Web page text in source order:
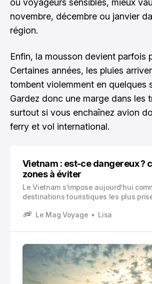
ou voyageurs sensibles, mieux
novembre, décembre ou janvier
région.
Enfin, la mousson devient parfois
Certaines années, les pluies
tombent violemment en quelques
Gardez donc une marge dans les
surtout si vous enchaînez avion
ferry et vol international.
Vietnam : est-ce dangereux ?
zones à éviter
Le Vietnam s’impose aujourd’hui
destinations touristiques les plus
la baie d’Halong aux rizières en
raffinée.
Le Mag Voyage Lisa